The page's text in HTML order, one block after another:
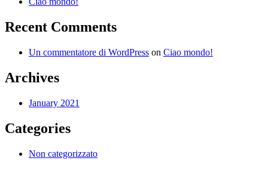
Recent Comments
Un commentatore di WordPress on Ciao mondo!
Archives
January 2021
Categories
Non categorizzato